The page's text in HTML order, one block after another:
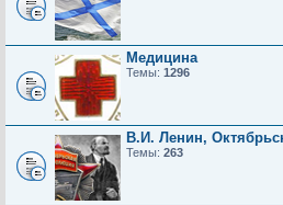
Медицина
Темы: 1296
В.И. Ленин,
Темы: 263